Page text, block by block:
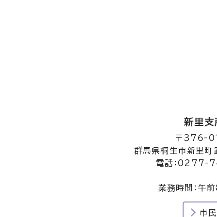
新里支
〒376-
群馬県桐生市新里
電話：0277-
業務時間：午
市